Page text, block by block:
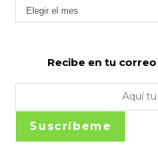
Archivos
Elegir el mes
Recibe en tu
Suscríbeme